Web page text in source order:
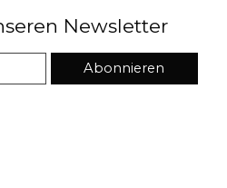
Newsletter
Abonnieren